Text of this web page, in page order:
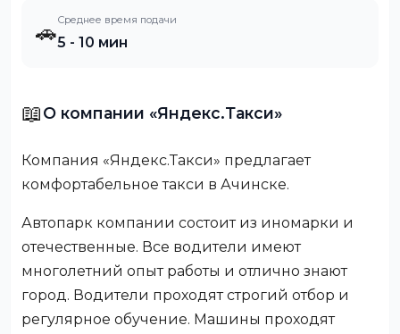
🚗Среднее время подачи
5 - 10 мин
📖О компании «Яндекс.Такси»
Компания «Яндекс.Такси» предлагает
комфортабельное такси в Ачинске.
Автопарк компании состоит из иномарки и
отечественные. Все водители имеют
многолетний опыт работы и отлично знают
город. Водители проходят строгий отбор и
регулярное обучение. Машины проходят